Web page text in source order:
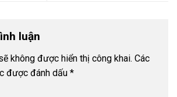
luận
không được hiển thị công khai. Các
được đánh dấu *